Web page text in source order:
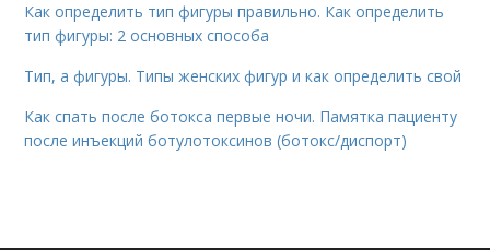
Как определить тип фигуры правильно. Как определить
тип фигуры: 2 основных способа
Тип, а фигуры. Типы женских фигур и как определить свой
Как спать после ботокса первые ночи. Памятка пациенту
после инъекций ботулотоксинов (ботокс/диспорт)